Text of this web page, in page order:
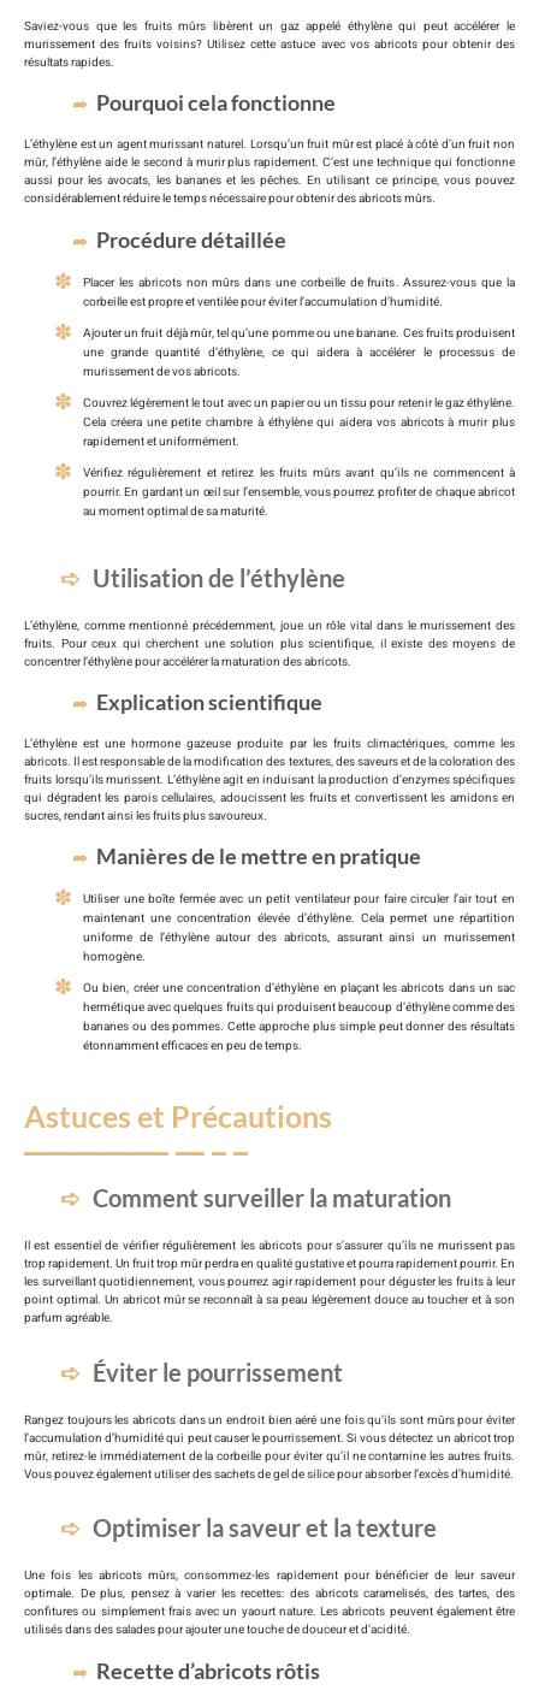
Saviez-vous que les fruits mûrs libèrent un gaz appelé éthylène qui peut accélérer le
murissement des fruits voisins? Utilisez cette astuce avec vos abricots pour obtenir des
résultats rapides.
Pourquoi cela fonctionne
L’éthylène est un agent murissant naturel. Lorsqu’un fruit mûr est placé à côté d’un fruit non
mûr, l’éthylène aide le second à murir plus rapidement. C’est une technique qui fonctionne
aussi pour les avocats, les bananes et les pêches. En utilisant ce principe, vous pouvez
considérablement réduire le temps nécessaire pour obtenir des abricots mûrs.
Procédure détaillée
Placer les abricots non mûrs dans une corbeille de fruits. Assurez-vous que la
corbeille est propre et ventilée pour éviter l’accumulation d’humidité.
Ajouter un fruit déjà mûr, tel qu’une pomme ou une banane. Ces fruits produisent
une grande quantité d’éthylène, ce qui aidera à accélérer le processus de
murissement de vos abricots.
Couvrez légèrement le tout avec un papier ou un tissu pour retenir le gaz éthylène.
Cela créera une petite chambre à éthylène qui aidera vos abricots à murir plus
rapidement et uniformément.
Vérifiez régulièrement et retirez les fruits mûrs avant qu’ils ne commencent à
pourrir. En gardant un œil sur l’ensemble, vous pourrez profiter de chaque abricot
au moment optimal de sa maturité.
Utilisation de l’éthylène
L’éthylène, comme mentionné précédemment, joue un rôle vital dans le murissement des
fruits. Pour ceux qui cherchent une solution plus scientifique, il existe des moyens de
concentrer l’éthylène pour accélérer la maturation des abricots.
Explication scientifique
L’éthylène est une hormone gazeuse produite par les fruits climactériques, comme les
abricots. Il est responsable de la modification des textures, des saveurs et de la coloration des
fruits lorsqu’ils murissent. L’éthylène agit en induisant la production d’enzymes spécifiques
qui dégradent les parois cellulaires, adoucissent les fruits et convertissent les amidons en
sucres, rendant ainsi les fruits plus savoureux.
Manières de le mettre en pratique
Utiliser une boîte fermée avec un petit ventilateur pour faire circuler l’air tout en
maintenant une concentration élevée d’éthylène. Cela permet une répartition
uniforme de l’éthylène autour des abricots, assurant ainsi un murissement
homogène.
Ou bien, créer une concentration d’éthylène en plaçant les abricots dans un sac
hermétique avec quelques fruits qui produisent beaucoup d’éthylène comme des
bananes ou des pommes. Cette approche plus simple peut donner des résultats
étonnamment efficaces en peu de temps.
Astuces et Précautions
Comment surveiller la maturation
Il est essentiel de vérifier régulièrement les abricots pour s’assurer qu’ils ne murissent pas
trop rapidement. Un fruit trop mûr perdra en qualité gustative et pourra rapidement pourrir. En
les surveillant quotidiennement, vous pourrez agir rapidement pour déguster les fruits à leur
point optimal. Un abricot mûr se reconnaît à sa peau légèrement douce au toucher et à son
parfum agréable.
Éviter le pourrissement
Rangez toujours les abricots dans un endroit bien aéré une fois qu’ils sont mûrs pour éviter
l’accumulation d’humidité qui peut causer le pourrissement. Si vous détectez un abricot trop
mûr, retirez-le immédiatement de la corbeille pour éviter qu’il ne contamine les autres fruits.
Vous pouvez également utiliser des sachets de gel de silice pour absorber l’excès d’humidité.
Optimiser la saveur et la texture
Une fois les abricots mûrs, consommez-les rapidement pour bénéficier de leur saveur
optimale. De plus, pensez à varier les recettes: des abricots caramelisés, des tartes, des
confitures ou simplement frais avec un yaourt nature. Les abricots peuvent également être
utilisés dans des salades pour ajouter une touche de douceur et d’acidité.
Recette d’abricots rôtis